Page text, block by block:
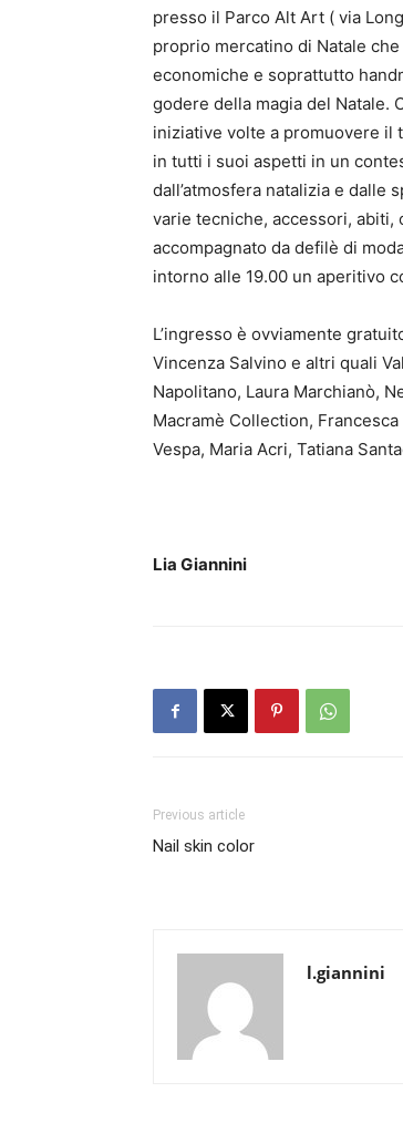
presso il Parco Alt Art ( via
proprio mercatino di Natale
economiche e soprattutto
godere della magia del Natale.
iniziative volte a promuovere il
in tutti i suoi aspetti in un
dall’atmosfera natalizia e
varie tecniche, accessori,
accompagnato da defilè di
intorno alle 19.00 un aperitivo
L’ingresso è ovviamente
Vincenza Salvino e altri quali
Napolitano, Laura Marchianò,
Macramè Collection,
Vespa, Maria Acri, Tatiana
Lia Giannini
Previous article
Nail skin color
l.giannini